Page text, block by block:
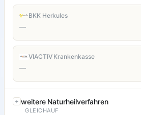
BKK Herkules
—
VIACTIV Krankenkasse
—
weitere Naturheilverfahren
GLEICHAUF